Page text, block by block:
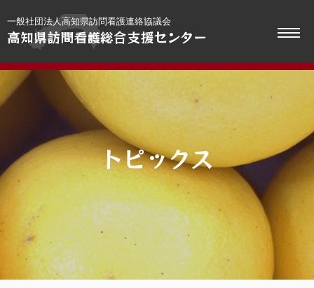
to
content
一般社団法人高知県訪問看護連絡協議会
高知県訪問看護総合支援センター
トピックス